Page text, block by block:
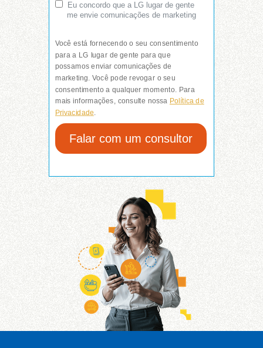
Eu concordo que a LG lugar de gente
me envie comunicações de marketing
Falar com um consultor
Você está fornecendo o seu consentimento
para a LG lugar de gente para que
possamos enviar comunicações de
marketing. Você pode revogar o seu
consentimento a qualquer momento. Para
mais informações, consulte nossa Política de
Privacidade